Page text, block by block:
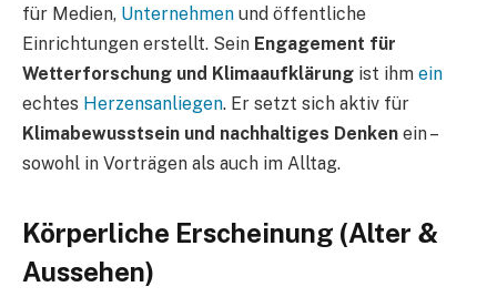
für Medien, Unternehmen und öffentliche
Einrichtungen erstellt. Sein Engagement für
Wetterforschung und Klimaaufklärung ist ihm ein
echtes Herzensanliegen. Er setzt sich aktiv für
Klimabewusstsein und nachhaltiges Denken ein –
sowohl in Vorträgen als auch im Alltag.
Körperliche Erscheinung (Alter &
Aussehen)